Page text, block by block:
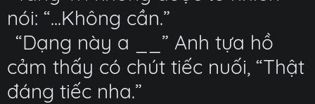
nói: “...Không cần.”
“Dạng này a __” Anh tựa hồ
cảm thấy có chút tiếc nuối, “Thật
đáng tiếc nha.”